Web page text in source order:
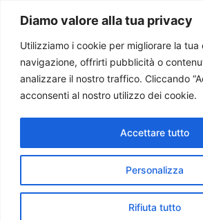
Diamo valore alla tua privacy
Utilizziamo i cookie per migliorare la tua
navigazione, offrirti pubblicità o
analizzare il nostro traffico. Cliccando
acconsenti al nostro utilizzo dei cookie.
Personalizza
Rifiuta tutto
Accettare tutto
Paolo Ondarza
Tag:shoah
E’ Giusto fra le
l’abate delle Tre
Ehrhard Maria